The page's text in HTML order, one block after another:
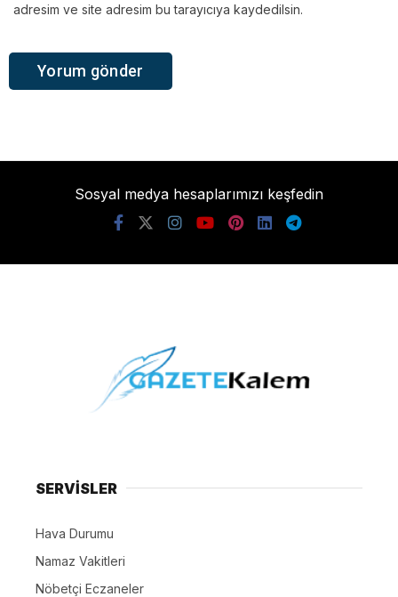
adresim ve site adresim bu tarayıcıya kaydedilsin.
Sosyal medya hesaplarımızı keşfedin
SERVİSLER
Hava Durumu
Namaz Vakitleri
Nöbetçi Eczaneler